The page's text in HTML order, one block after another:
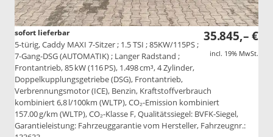
35.845,– €
incl. 19% MwSt.
sofort lieferbar
5-türig, Caddy MAXI 7-Sitzer ; 1.5 TSI ; 85KW/115PS ;
7-Gang-DSG (AUTOMATIK) ; Langer Radstand ;
Frontantrieb, 85 kW (116 PS), 1.498 cm³, 4 Zylinder,
Doppelkupplungsgetriebe (DSG), Frontantrieb,
Verbrennungsmotor (ICE), Benzin, Kraftstoffverbrauch
kombiniert 6,8 l/100km (WLTP), CO₂-Emission kombiniert
157.00 g/km (WLTP), CO₂-Klasse F, Qualitätssiegel: BVFK-Siegel,
Garantieleistung: Fahrzeuggarantie vom Hersteller, Fahrzeugnr.: